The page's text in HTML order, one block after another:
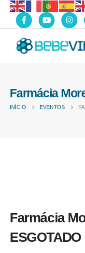
Farmácia
INÍCIO EVENTOS
Farmácia
ESGOTADO